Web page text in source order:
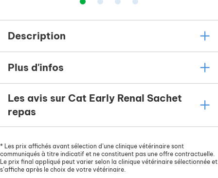
Description
Plus d'infos
Les avis sur Cat Early Renal Sachet
repas
* Les prix affichés avant sélection d’une clinique vétérinaire sont
communiqués à titre indicatif et ne constituent pas une offre contractuelle.
Le prix final appliqué peut varier selon la clinique vétérinaire sélectionnée et
s’affiche après le choix de votre vétérinaire.